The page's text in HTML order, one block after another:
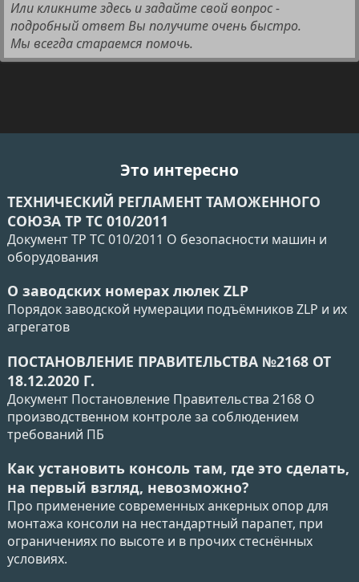
Или кликните здесь и задайте свой вопрос -
подробный ответ Вы получите очень быстро.
Мы всегда стараемся помочь.
Это интересно
ТЕХНИЧЕСКИЙ РЕГЛАМЕНТ ТАМОЖЕННОГО
СОЮЗА ТР ТС 010/2011
Документ ТР ТС 010/2011 О безопасности машин и
оборудования
О заводских номерах люлек ZLP
Порядок заводской нумерации подъёмников ZLP и их
агрегатов
ПОСТАНОВЛЕНИЕ ПРАВИТЕЛЬСТВА №2168 ОТ
18.12.2020 Г.
Документ Постановление Правительства 2168 О
производственном контроле за соблюдением
требований ПБ
Как установить консоль там, где это сделать,
на первый взгляд, невозможно?
Про применение современных анкерных опор для
монтажа консоли на нестандартный парапет, при
ограничениях по высоте и в прочих стеснённых
условиях.